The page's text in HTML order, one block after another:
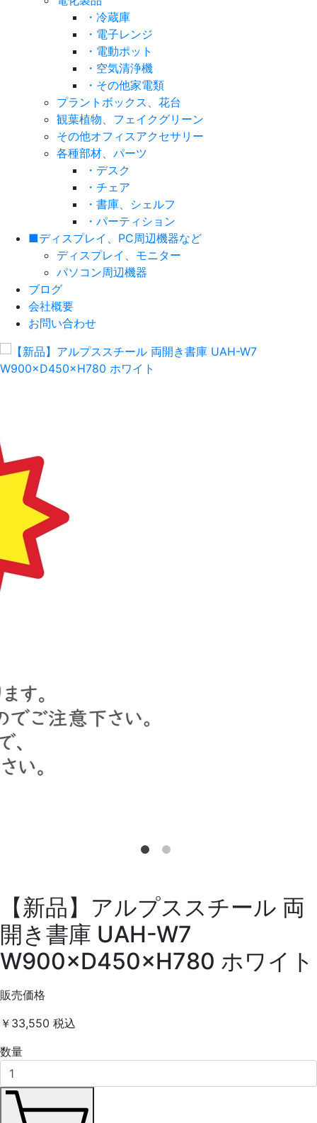
・冷蔵庫
・電子レンジ
・電動ポット
・空気清浄機
・その他家電類
プラントボックス、花台
観葉植物、フェイクグリーン
その他オフィスアクセサリー
各種部材、パーツ
・デスク
・チェア
・書庫、シェルフ
・パーティション
■ディスプレイ、PC周辺機器など
ディスプレイ、モニター
パソコン周辺機器
ブログ
会社概要
お問い合わせ
【新品】アルプススチール 両
開き書庫 UAH-W7
W900×D450×H780 ホワイト
販売価格
￥33,550 税込
数量